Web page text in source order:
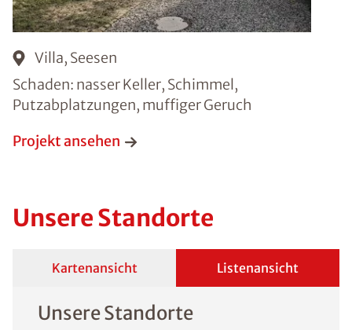
Villa, Seesen
Schaden: nasser Keller, Schimmel,
Putzabplatzungen, muffiger Geruch
Projekt ansehen
Unsere Standorte
Kartenansicht Listenansicht
Unsere Standorte